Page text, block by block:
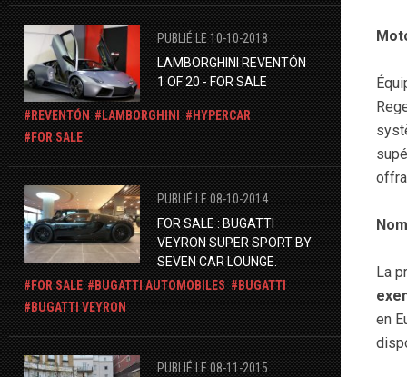
PUBLIÉ LE 10-10-2018
LAMBORGHINI REVENTÓN
1 OF 20 - FOR SALE
REVENTÓN LAMBORGHINI
HYPERCAR
FOR SALE
PUBLIÉ LE 08-10-2014
FOR SALE : BUGATTI
VEYRON SUPER SPORT BY
SEVEN CAR LOUNGE.
FOR SALE
BUGATTI AUTOMOBILES
BUGATTI
BUGATTI VEYRON
PUBLIÉ LE 08-11-2015
La
en